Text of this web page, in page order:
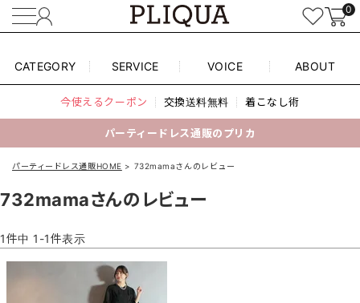
0
CATEGORY SERVICE VOICE ABOUT
今使えるクーポン 交換送料無料 着こなし術
パーティードレス通販のプリカ
パーティードレス通販HOME 732mamaさんのレビュー
732mamaさんのレビュー
1件中 1 -1件表示